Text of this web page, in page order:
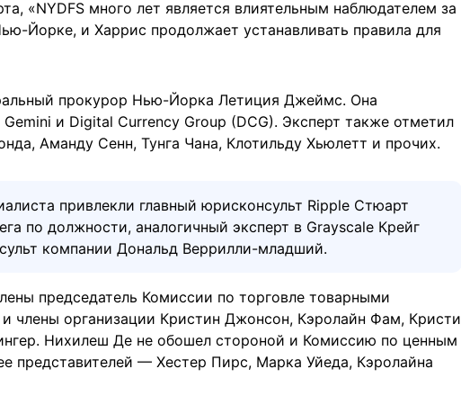
«NYDFS много лет является влиятельным наблюдателем за
Йорке, и Харрис продолжает устанавливать правила для
прокурор Нью-Йорка Летиция Джеймс. Она
и Digital Currency Group (DCG). Эксперт также отметил
Аманду Сенн, Тунга Чана, Клотильду Хьюлетт и прочих.
привлекли главный юрисконсульт Ripple Стюарт
по должности, аналогичный эксперт в Grayscale Крейг
компании Дональд Веррилли-младший.
председатель Комиссии по торговле товарными
члены организации Кристин Джонсон, Кэролайн Фам, Кристи
Нихилеш Де не обошел стороной и Комиссию по ценным
представителей — Хестер Пирс, Марка Уйеда, Кэролайна